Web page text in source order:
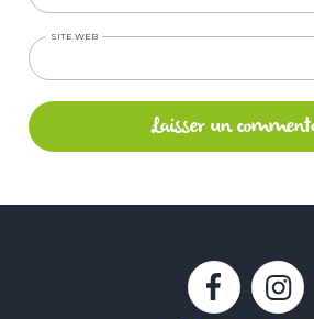
SITE WEB
FacebookInstagram